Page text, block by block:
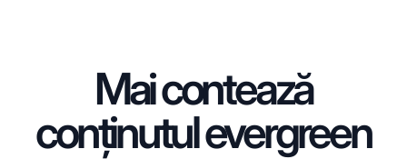
Mai contează
conținutul evergreen